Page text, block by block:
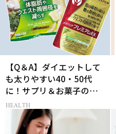
【Q＆A】ダイエットして
も太りやすい40・50代
に！サプリ＆お菓子の選
び方
HEALTH